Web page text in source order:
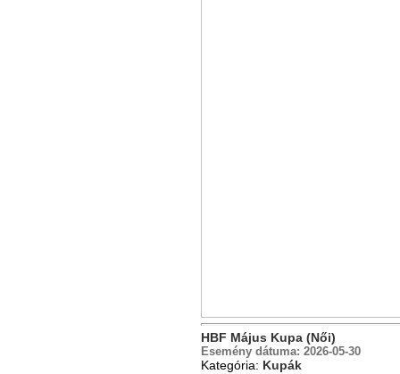
HBF Május Kupa (Női)
Esemény dátuma: 2026-05-30
Kategória: Kupák